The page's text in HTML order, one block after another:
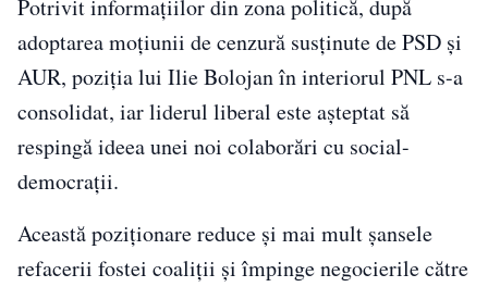
Potrivit informațiilor din zona politică, după
adoptarea moțiunii de cenzură susținute de PSD și
AUR, poziția lui Ilie Bolojan în interiorul PNL s-a
consolidat, iar liderul liberal este așteptat să
respingă ideea unei noi colaborări cu social-
democrații.
Această poziționare reduce și mai mult șansele
refacerii fostei coaliții și împinge negocierile către